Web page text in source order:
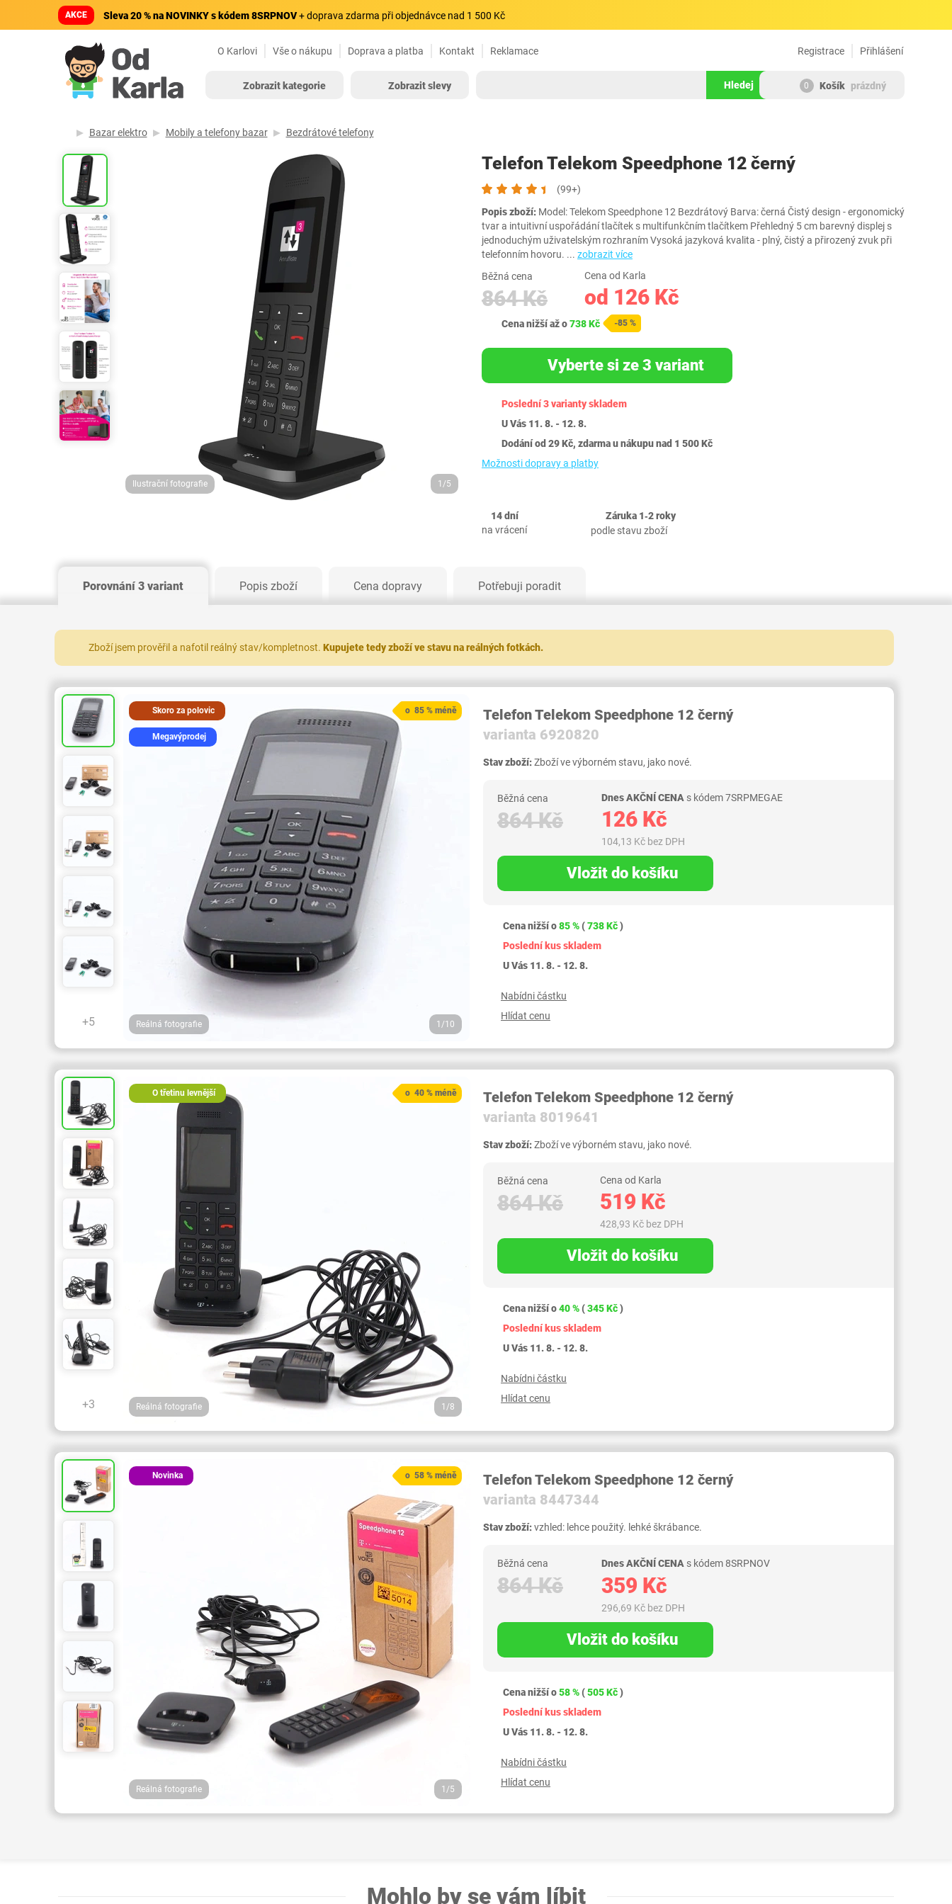
AKCE Sleva 20 % na NOVINKY s kódem 8SRPNOV+ doprava zdarma při objednávce nad 1 500 Kč
O Karlovi Vše o nákupu Doprava a platba Kontakt Reklamace Přihlášení
Registrace
Zobrazit kategorie Zobrazit slevy Hledej 0 Košík prázdný
Bazar elektro Mobily a telefony bazar Bezdrátové telefony
Ilustrační fotografie 1/5
Telefon Telekom Speedphone 12 černý
(99+)
Popis zboží: Model: Telekom Speedphone 12 Bezdrátový Barva: černá Čistý design - ergonomický
tvar a intuitivní uspořádání tlačítek s multifunkčním tlačítkem Přehledný 5 cm barevný displej s
jednoduchým uživatelským rozhraním Vysoká jazyková kvalita - plný, čistý a přirozený zvuk při
telefonním hovoru. ... zobrazit více
Běžná cena
864 Kč
Cena od Karla
od 126 Kč
Cena nižší až o738 Kč -85 %
Vyberte si ze 3 variant
Poslední 3 varianty skladem
U Vás 11. 8. - 12. 8.
Dodání od 29 Kč, zdarma u nákupu nad 1 500 Kč
Možnosti dopravy a platby
14 dní
na vrácení
Záruka 1‐2 roky
podle stavu zboží
Porovnání 3 variant Popis zboží Cena dopravy Potřebuji poradit
Zboží jsem prověřil a nafotil reálný stav/kompletnost. Kupujete tedy zboží ve stavu na reálných fotkách.
+5
Skoro za polovic
Megavýprodej
Reálná fotografie 1/10
o 85 % méně
Telefon Telekom Speedphone 12 černý
varianta 6920820
Stav zboží:Zboží ve výborném stavu, jako nové.
Běžná cena
864 Kč
Dnes AKČNÍ CENA s kódem 7SRPMEGAE
126 Kč
104,13 Kč bez DPH
Vložit do košíku
Cena nižší o85 % (738 Kč)
Poslední kus skladem
U Vás 11. 8. - 12. 8.
Nabídni částku
Hlídat cenu
+3
O třetinu levnější
Reálná fotografie 1/8
o 40 % méně
Telefon Telekom Speedphone 12 černý
varianta 8019641
Stav zboží:Zboží ve výborném stavu, jako nové.
Běžná cena
864 Kč
Cena od Karla
519 Kč
428,93 Kč bez DPH
Vložit do košíku
Cena nižší o40 % (345 Kč)
Poslední kus skladem
U Vás 11. 8. - 12. 8.
Nabídni částku
Hlídat cenu
Novinka
Reálná fotografie 1/5
o 58 % méně
Telefon Telekom Speedphone 12 černý
varianta 8447344
Stav zboží:vzhled: lehce použitý. lehké škrábance.
Běžná cena
864 Kč
Dnes AKČNÍ CENA s kódem 8SRPNOV
359 Kč
296,69 Kč bez DPH
Vložit do košíku
Cena nižší o58 % (505 Kč)
Poslední kus skladem
U Vás 11. 8. - 12. 8.
Nabídni částku
Hlídat cenu
Mohlo by se vám líbit